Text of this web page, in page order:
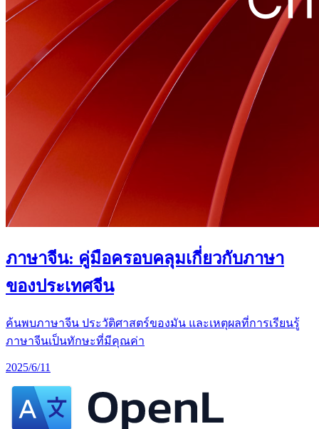
ภาษาจีน: คู่มือครอบคลุมเกี่ยวกับภาษา
ของประเทศจีน
ค้นพบภาษาจีน ประวัติศาสตร์ของมัน และเหตุผลที่การเรียนรู้
ภาษาจีนเป็นทักษะที่มีคุณค่า
2025/6/11